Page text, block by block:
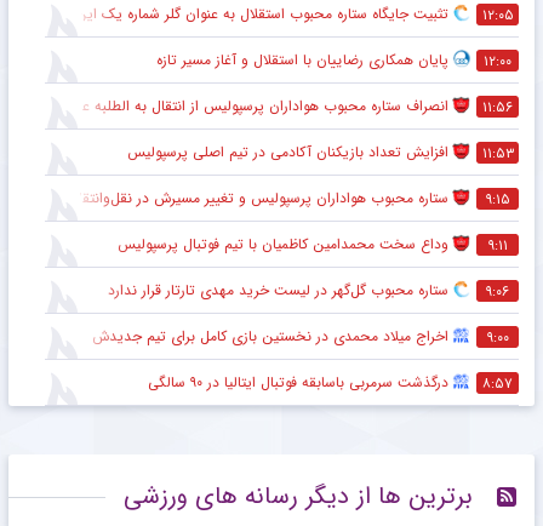
۱۲:۰۵ تثبیت جایگاه ستاره محبوب استقلال به عنوان گلر شماره یک این تیم برای شروع لیگ
۱۲:۰۰ پایان همکاری رضاییان با استقلال و آغاز مسیر تازه
۱۱:۵۶ انصراف ستاره محبوب هواداران پرسپولیس از انتقال به الطلبه عراق
۱۱:۵۳ افزایش تعداد بازیکنان آکادمی در تیم اصلی پرسپولیس
۹:۱۵ ستاره محبوب هواداران پرسپولیس و تغییر مسیرش در نقل‌وانتقالات
۹:۱۱ وداع سخت محمدامین کاظمیان با تیم فوتبال پرسپولیس
۹:۰۶ ستاره محبوب گل‌گهر در لیست خرید مهدی تارتار قرار ندارد
۹:۰۰ اخراج میلاد محمدی در نخستین بازی کامل برای تیم جدیدش
۸:۵۷ درگذشت سرمربی باسابقه فوتبال ایتالیا در ۹۰ سالگی
برترین ها از دیگر رسانه های ورزشی